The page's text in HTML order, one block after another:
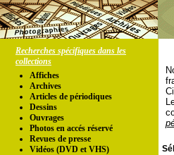
Recherches spécifiques dans les
collections
Affiches
Archives
Articles de périodiques
Dessins
Ouvrages
Photos en accés réservé
Revues de presse
Vidéos (DVD et VHS)